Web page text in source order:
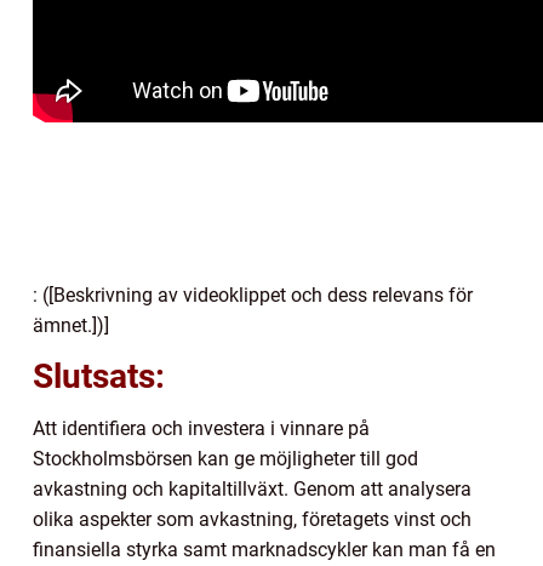
: ([Beskrivning av videoklippet och dess relevans för
ämnet.])]
Slutsats:
Att identifiera och investera i vinnare på
Stockholmsbörsen kan ge möjligheter till god
avkastning och kapitaltillväxt. Genom att analysera
olika aspekter som avkastning, företagets vinst och
finansiella styrka samt marknadscykler kan man få en